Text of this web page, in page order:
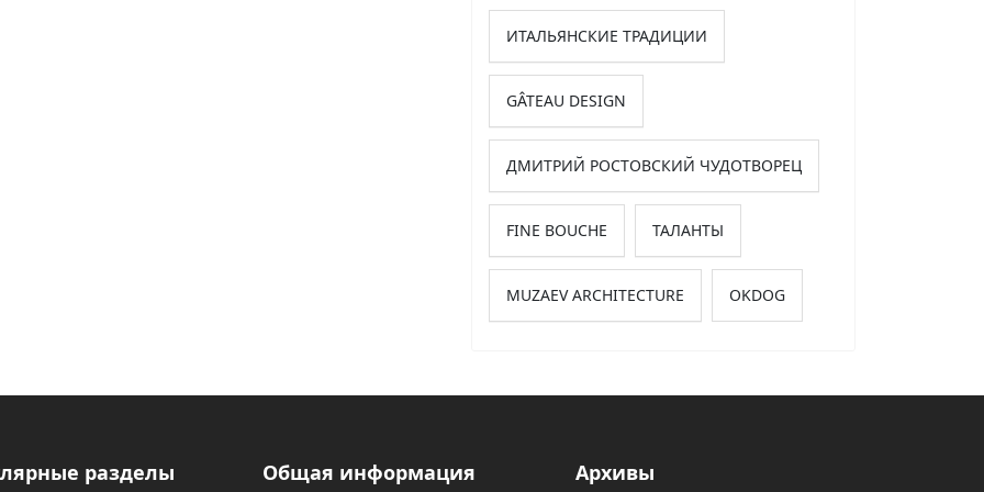
ИТАЛЬЯНСКИЕ ТРАДИЦИИ
GÂTEAU DESIGN
ДМИТРИЙ РОСТОВСКИЙ ЧУДОТВОРЕЦ
FINE BOUCHE ТАЛАНТЫ
MUZAEV ARCHITECTURE OKDOG
разделы Общая информация Архивы